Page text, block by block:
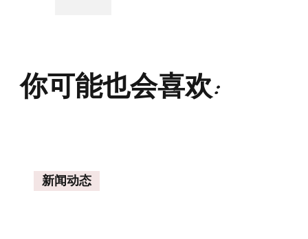
你可能也会喜欢:
新闻动态